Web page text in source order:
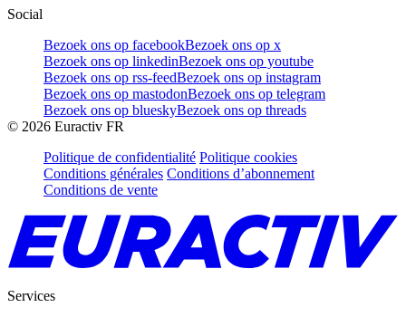
Social
Bezoek ons op facebookBezoek ons op x
Bezoek ons op linkedinBezoek ons op youtube
Bezoek ons op rss-feedBezoek ons op instagram
Bezoek ons op mastodonBezoek ons op telegram
Bezoek ons op blueskyBezoek ons op threads
© 2026 Euractiv FR
Politique de confidentialité Politique cookies
Conditions générales Conditions d’abonnement
Conditions de vente
Services